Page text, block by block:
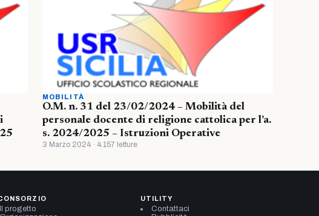
MOBILITÀ
O.M. n. 31 del 23/02/2024 – Mobilità del
personale docente di religione cattolica per l’a.
s. 2024/2025 – Istruzioni Operative
3 Marzo 2024 · 4.157 letture
Il progetto
UTILITY
Contattaci